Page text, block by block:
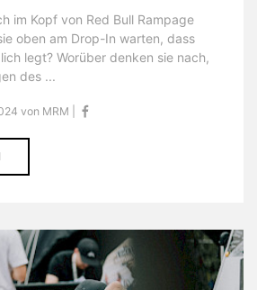
im Kopf von Red Bull Rampage
oben am Drop-In warten, dass
legt? Worüber denken sie nach,
des ...
von MRM |